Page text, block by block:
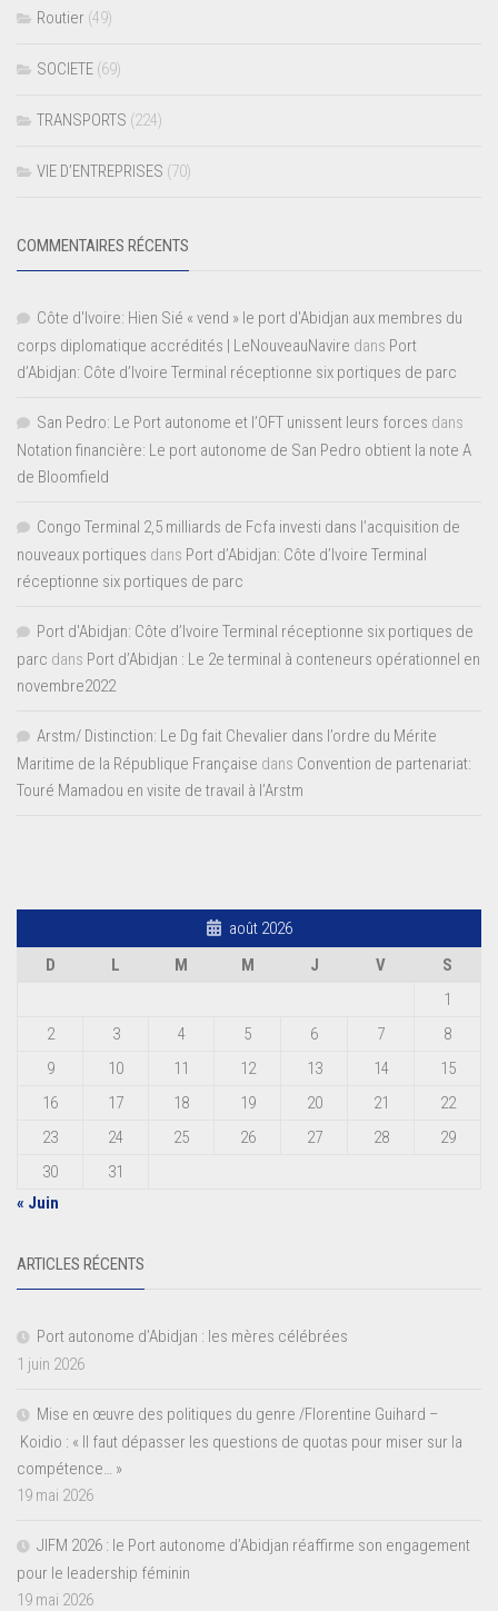
Routier (49)
SOCIETE (69)
TRANSPORTS (224)
VIE D’ENTREPRISES (70)
COMMENTAIRES RÉCENTS
Côte d'Ivoire: Hien Sié « vend » le port d'Abidjan aux membres du
corps diplomatique accrédités | LeNouveauNavire dans Port
d’Abidjan: Côte d’Ivoire Terminal réceptionne six portiques de parc
San Pedro: Le Port autonome et l’OFT unissent leurs forces dans
Notation financière: Le port autonome de San Pedro obtient la note A
de Bloomfield
Congo Terminal 2,5 milliards de Fcfa investi dans l’acquisition de
nouveaux portiques dans Port d’Abidjan: Côte d’Ivoire Terminal
réceptionne six portiques de parc
Port d'Abidjan: Côte d’Ivoire Terminal réceptionne six portiques de
parc dans Port d’Abidjan : Le 2e terminal à conteneurs opérationnel en
novembre2022
Arstm/ Distinction: Le Dg fait Chevalier dans l’ordre du Mérite
Maritime de la République Française dans Convention de partenariat:
Touré Mamadou en visite de travail à l’Arstm
août 2026
D
L M M J V
S
1
2
3 4 5 6 7
8
9
10 11 12 13 14
15
16
17 18 19 20 21
22
23
24 25 26 27 28
29
30
31
« Juin
ARTICLES RÉCENTS
Port autonome d’Abidjan : les mères célébrées
1 juin 2026
Mise en œuvre des politiques du genre /Florentine Guihard –
Koidio : « Il faut dépasser les questions de quotas pour miser sur la
compétence… »
19 mai 2026
JIFM 2026 : le Port autonome d’Abidjan réaffirme son engagement
pour le leadership féminin
19 mai 2026